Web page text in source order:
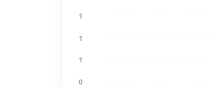
1
1
1
0